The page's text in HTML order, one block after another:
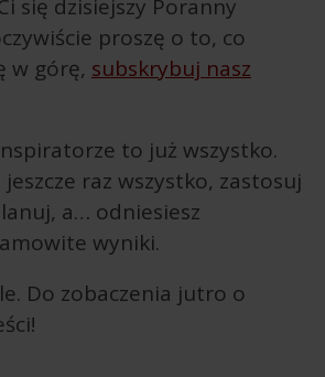
się dzisiejszy Poranny
proszę o to, co
w górę, subskrybuj nasz
to już wszystko.
raz wszystko, zastosuj
a… odniesiesz
wyniki.
Do zobaczenia jutro o